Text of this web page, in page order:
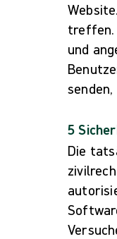
treffen.
und
5
Die